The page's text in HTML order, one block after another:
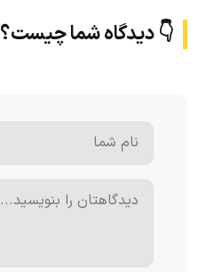
👇 دیدگاه شما چیست؟